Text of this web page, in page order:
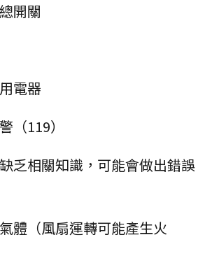
開關
電器
（119）
乏相關知識，可能會做出錯誤
體（風扇運轉可能產生火